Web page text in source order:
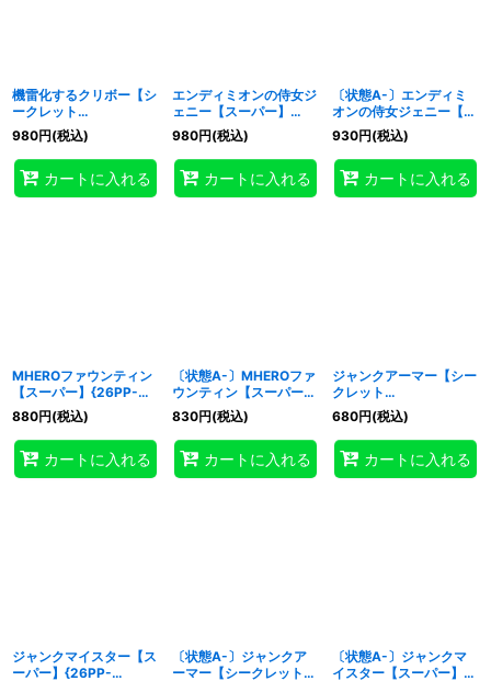
機雷化するクリボー【シ
ークレット
SPECIALREDVer.】
{26PP-JP022}《モン
スター》
980円(税込)
カートに入れる
エンディミオンの侍女ジ
ェニー【スーパー】
{26PP-JP018}《モンス
ター》
980円(税込)
カートに入れる
〔状態A-〕エンディミ
オンの侍女ジェニー【ス
ーパー】{26PP-JP018}
《モンスター》
930円(税込)
カートに入れる
MHEROファウンティン
【スーパー】{26PP-
JP004}《モンスター》
880円(税込)
カートに入れる
〔状態A-〕MHEROファ
ウンティン【スーパー】
{26PP-JP004}《モン
スター》
830円(税込)
カートに入れる
ジャンクアーマー【シー
クレット
SPECIALREDVer.】
{26PP-JP007}《モンス
ター》
680円(税込)
カートに入れる
ジャンクマイスター【ス
ーパー】{26PP-
〔状態A-〕ジャンクア
ーマー【シークレット
〔状態A-〕ジャンクマ
イスター【スーパー】